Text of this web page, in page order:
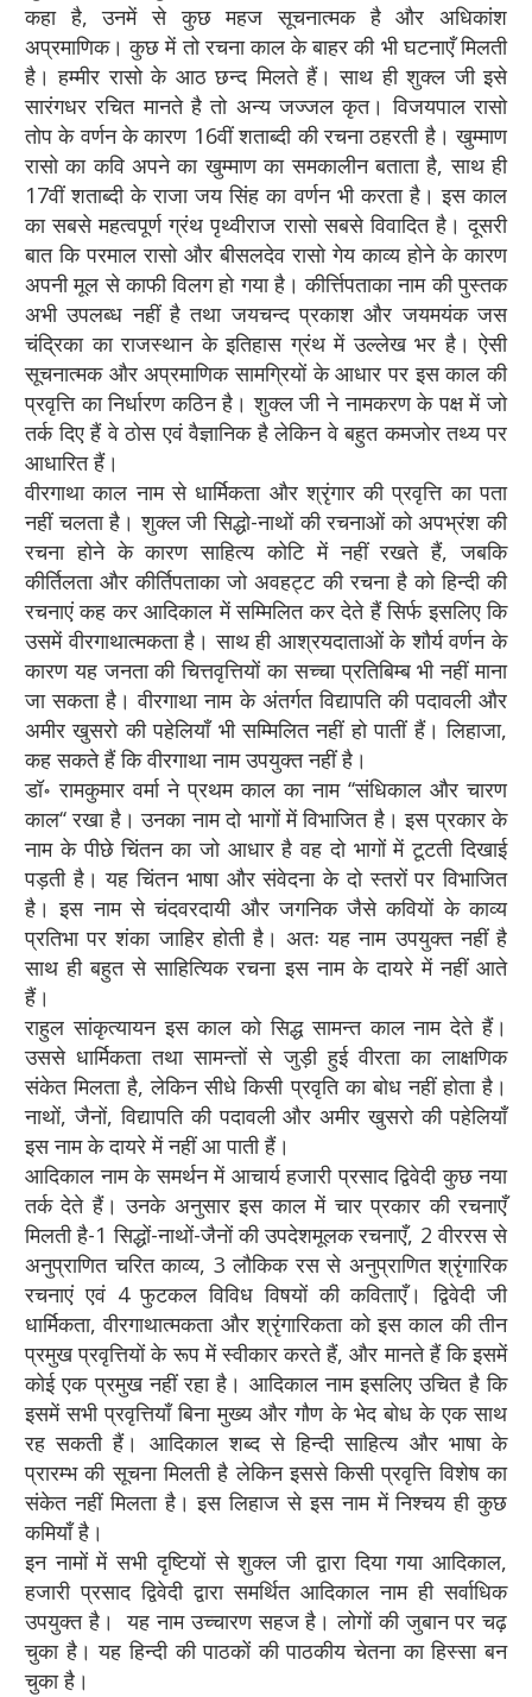
कहा है, उनमें से कुछ महज सूचनात्मक है और अधिकांश
अप्रमाणिक। कुछ में तो रचना काल के बाहर की भी घटनाएँ मिलती
है। हम्मीर रासो के आठ छन्द मिलते हैं। साथ ही शुक्ल जी इसे
सारंगधर रचित मानते है तो अन्य जज्जल कृत। विजयपाल रासो
तोप के वर्णन के कारण 16वीं शताब्दी की रचना ठहरती है। खुम्माण
रासो का कवि अपने का खुम्माण का समकालीन बताता है, साथ ही
17वीं शताब्दी के राजा जय सिंह का वर्णन भी करता है। इस काल
का सबसे महत्वपूर्ण ग्रंथ पृथ्वीराज रासो सबसे विवादित है। दूसरी
बात कि परमाल रासो और बीसलदेव रासो गेय काव्य होने के कारण
अपनी मूल से काफी विलग हो गया है। कीर्त्तिपताका नाम की पुस्तक
अभी उपलब्ध नहीं है तथा जयचन्द प्रकाश और जयमयंक जस
चंद्रिका का राजस्थान के इतिहास ग्रंथ में उल्लेख भर है। ऐसी
सूचनात्मक और अप्रमाणिक सामग्रियों के आधार पर इस काल की
प्रवृत्ति का निर्धारण कठिन है। शुक्ल जी ने नामकरण के पक्ष में जो
तर्क दिए हैं वे ठोस एवं वैज्ञानिक है लेकिन वे बहुत कमजोर तथ्य पर
आधारित हैं।
वीरगाथा काल नाम से धार्मिकता और श्रृंगार की प्रवृत्ति का पता
नहीं चलता है। शुक्ल जी सिद्धो-नाथों की रचनाओं को अपभ्रंश की
रचना होने के कारण साहित्य कोटि में नहीं रखते हैं, जबकि
कीर्तिलता और कीर्तिपताका जो अवहट्ट की रचना है को हिन्दी की
रचनाएं कह कर आदिकाल में सम्मिलित कर देते हैं सिर्फ इसलिए कि
उसमें वीरगाथात्मकता है। साथ ही आश्रयदाताओं के शौर्य वर्णन के
कारण यह जनता की चित्तवृत्तियों का सच्चा प्रतिबिम्ब भी नहीं माना
जा सकता है। वीरगाथा नाम के अंतर्गत विद्यापति की पदावली और
अमीर खुसरो की पहेलियाँ भी सम्मिलित नहीं हो पातीं हैं। लिहाजा,
कह सकते हैं कि वीरगाथा नाम उपयुक्त नहीं है।
डॉ॰ रामकुमार वर्मा ने प्रथम काल का नाम ‘‘संधिकाल और चारण
काल‘‘ रखा है। उनका नाम दो भागों में विभाजित है। इस प्रकार के
नाम के पीछे चिंतन का जो आधार है वह दो भागों में टूटती दिखाई
पड़ती है। यह चिंतन भाषा और संवेदना के दो स्तरों पर विभाजित
है। इस नाम से चंदवरदायी और जगनिक जैसे कवियों के काव्य
प्रतिभा पर शंका जाहिर होती है। अतः यह नाम उपयुक्त नहीं है
साथ ही बहुत से साहित्यिक रचना इस नाम के दायरे में नहीं आते
हैं।
राहुल सांकृत्यायन इस काल को सिद्ध सामन्त काल नाम देते हैं।
उससे धार्मिकता तथा सामन्तों से जुड़ी हुई वीरता का लाक्षणिक
संकेत मिलता है, लेकिन सीधे किसी प्रवृति का बोध नहीं होता है।
नाथों, जैनों, विद्यापति की पदावली और अमीर खुसरो की पहेलियाँ
इस नाम के दायरे में नहीं आ पाती हैं।
आदिकाल नाम के समर्थन में आचार्य हजारी प्रसाद द्विवेदी कुछ नया
तर्क देते हैं। उनके अनुसार इस काल में चार प्रकार की रचनाएँ
मिलती है-1 सिद्धों-नाथों-जैनों की उपदेशमूलक रचनाएँ, 2 वीररस से
अनुप्राणित चरित काव्य, 3 लौकिक रस से अनुप्राणित श्रृंगारिक
रचनाएं एवं 4 फुटकल विविध विषयों की कविताएँ। द्विवेदी जी
धार्मिकता, वीरगाथात्मकता और श्रृंगारिकता को इस काल की तीन
प्रमुख प्रवृत्तियों के रूप में स्वीकार करते हैं, और मानते हैं कि इसमें
कोई एक प्रमुख नहीं रहा है। आदिकाल नाम इसलिए उचित है कि
इसमें सभी प्रवृत्तियाँ बिना मुख्य और गौण के भेद बोध के एक साथ
रह सकती हैं। आदिकाल शब्द से हिन्दी साहित्य और भाषा के
प्रारम्भ की सूचना मिलती है लेकिन इससे किसी प्रवृत्ति विशेष का
संकेत नहीं मिलता है। इस लिहाज से इस नाम में निश्चय ही कुछ
कमियाँ है।
इन नामों में सभी दृष्टियों से शुक्ल जी द्वारा दिया गया आदिकाल,
हजारी प्रसाद द्विवेदी द्वारा समर्थित आदिकाल नाम ही सर्वाधिक
उपयुक्त है। यह नाम उच्चारण सहज है। लोगों की जुबान पर चढ़
चुका है। यह हिन्दी की पाठकों की पाठकीय चेतना का हिस्सा बन
चुका है।